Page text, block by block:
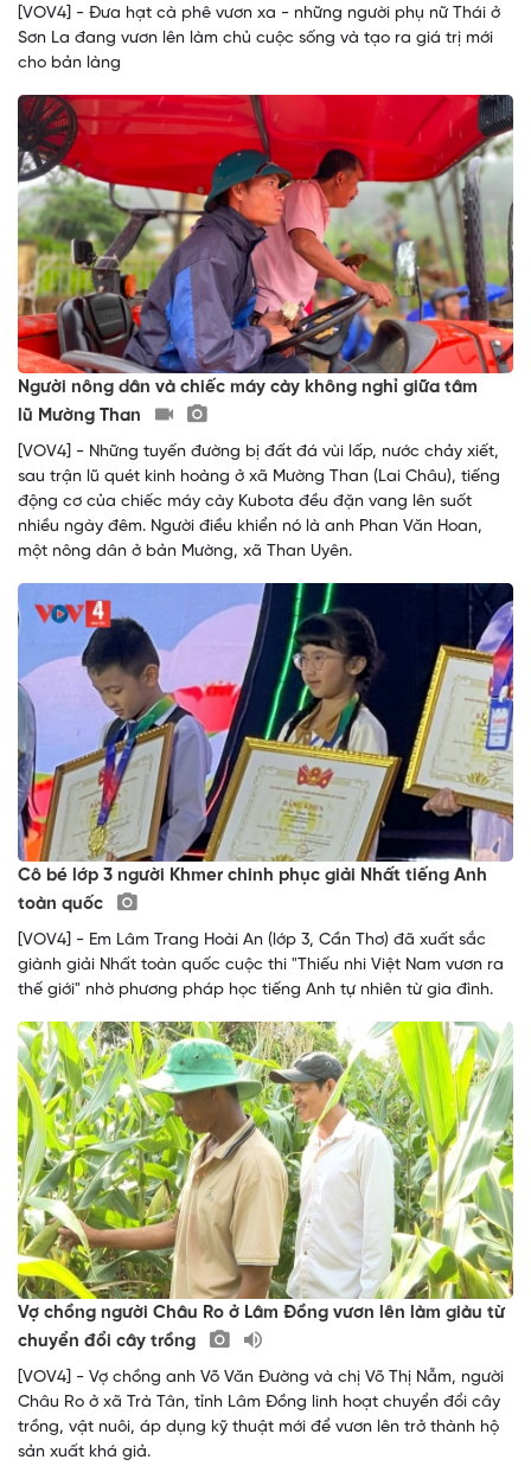
[VOV4] - Đưa hạt cà phê vươn xa - những người phụ nữ Thái ở
Sơn La đang vươn lên làm chủ cuộc sống và tạo ra giá trị mới
cho bản làng
Người nông dân và chiếc máy cày không nghỉ giữa tâm
lũ Mường Than
[VOV4] - Những tuyến đường bị đất đá vùi lấp, nước chảy xiết,
sau trận lũ quét kinh hoàng ở xã Mường Than (Lai Châu), tiếng
động cơ của chiếc máy cày Kubota đều đặn vang lên suốt
nhiều ngày đêm. Người điều khiển nó là anh Phan Văn Hoan,
một nông dân ở bản Mường, xã Than Uyên.
Cô bé lớp 3 người Khmer chinh phục giải Nhất tiếng Anh
toàn quốc
[VOV4] - Em Lâm Trang Hoài An (lớp 3, Cần Thơ) đã xuất sắc
giành giải Nhất toàn quốc cuộc thi "Thiếu nhi Việt Nam vươn ra
thế giới" nhờ phương pháp học tiếng Anh tự nhiên từ gia đình.
Vợ chồng người Châu Ro ở Lâm Đồng vươn lên làm giàu từ
chuyển đổi cây trồng
[VOV4] - Vợ chồng anh Võ Văn Đường và chị Võ Thị Nẫm, người
Châu Ro ở xã Trà Tân, tỉnh Lâm Đồng linh hoạt chuyển đổi cây
trồng, vật nuôi, áp dụng kỹ thuật mới để vươn lên trở thành hộ
sản xuất khá giả.